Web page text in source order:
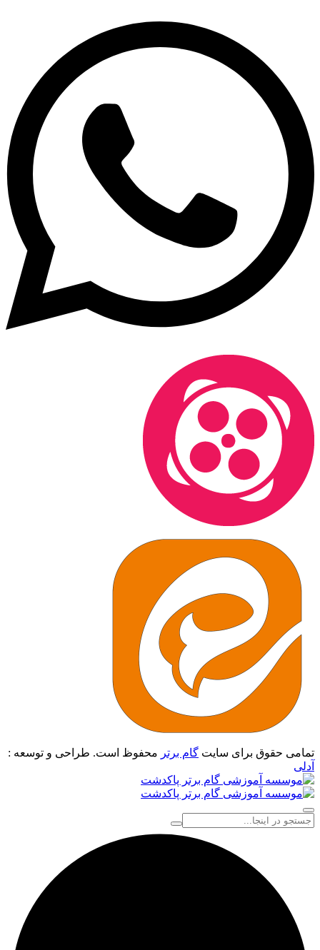
تمامی حقوق برای سایت گام برتر محفوظ است. طراحی و توسعه :
آدلی